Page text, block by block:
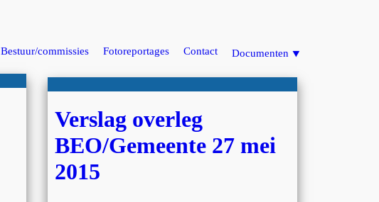
Documenten ⯆
Contact
Fotoreportages
Bestuur/commissies
Verslag overleg
BEO/Gemeente 27 mei
2015